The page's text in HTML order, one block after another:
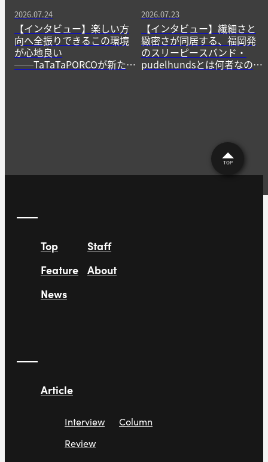
2026.07.24
【インタビュー】楽しい方
向へ全振りできるこの環境
が心地良い
──TaTaTaPORCOが新たに
2026.07.23
【インタビュー】繊細さと
緻密さが同居する、福岡発
のスリーピースバンド・
pudelhundsとは何者なの
TOP
Top
Feature
News
Staff
About
Article
Interview
Review
Column